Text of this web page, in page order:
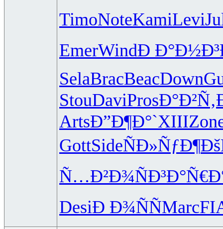
TimoNoteKamiLevi
EmerWindÐ Ð°Ð½Ð³
SelaBracBeacDown
StouDaviPros
ArtsÐ”Ð¶Ð°`XIII
GottSideÑÐ»ÑƒÐ¶
Ñ…Ð²Ð¾Ñ
DesiÐ Ð¾ÑÑMarc